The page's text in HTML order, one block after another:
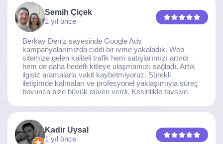
ekibine gönülden teşekkür ederiz.
Semih Çiçek
1 yıl önce
Berkay Deniz sayesinde Google Ads
kampanyalarımızda ciddi bir ivme yakaladık. Web
sitemize gelen kaliteli trafik hem satışlarımızı artırdı
hem de daha hedefli kitleye ulaşmamızı sağladı. Artık
ilgisiz aramalarla vakit kaybetmiyoruz. Sürekli
iletişimde kalmaları ve profesyonel yaklaşımıyla süreç
boyunca bize büyük güven verdi. Kesinlikle tavsiye
Kadir Uysal
1 yıl önce